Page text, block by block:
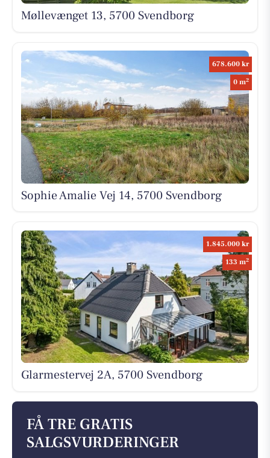
Møllevænget 13, 5700 Svendborg
678.600 kr
0 m2
Sophie Amalie Vej 14, 5700 Svendborg
1.845.000 kr
133 m2
Glarmestervej 2A, 5700 Svendborg
FÅ TRE GRATIS
SALGSVURDERINGER